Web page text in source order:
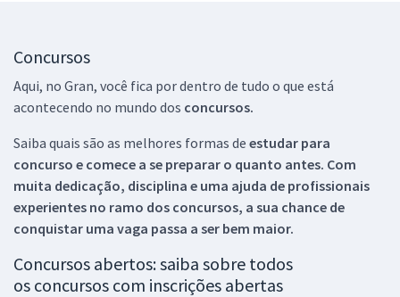
Concursos
Aqui, no Gran, você fica por dentro de tudo o que está
acontecendo no mundo dos concursos.
Saiba quais são as melhores formas de estudar para
concurso e comece a se preparar o quanto antes. Com
muita dedicação, disciplina e uma ajuda de profissionais
experientes no ramo dos concursos, a sua chance de
conquistar uma vaga passa a ser bem maior.
Concursos abertos: saiba sobre todos
os concursos com inscrições abertas